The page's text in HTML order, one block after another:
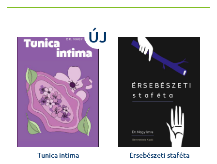
ÚJ
Tunica intima Érsebészeti staféta